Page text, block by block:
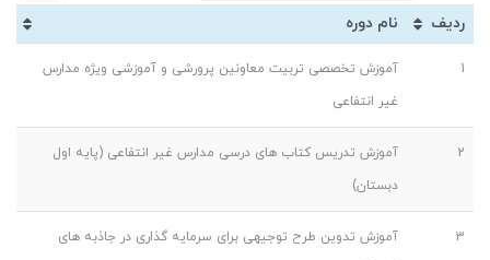
ردیف نام دوره
1
آموزش تخصصی تربیت معاونین پرورشی و آموزشی ویژه مدارس
غیر انتفاعی
2
آموزش تدریس کتاب های درسی مدارس غیر انتفاعی (پایه اول
دبستان)
3
آموزش تدوین طرح توجیهی برای سرمایه گذاری در جاذبه های